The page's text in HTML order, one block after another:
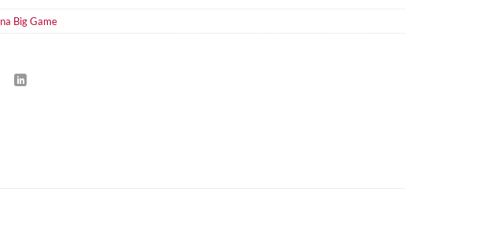
Big Game